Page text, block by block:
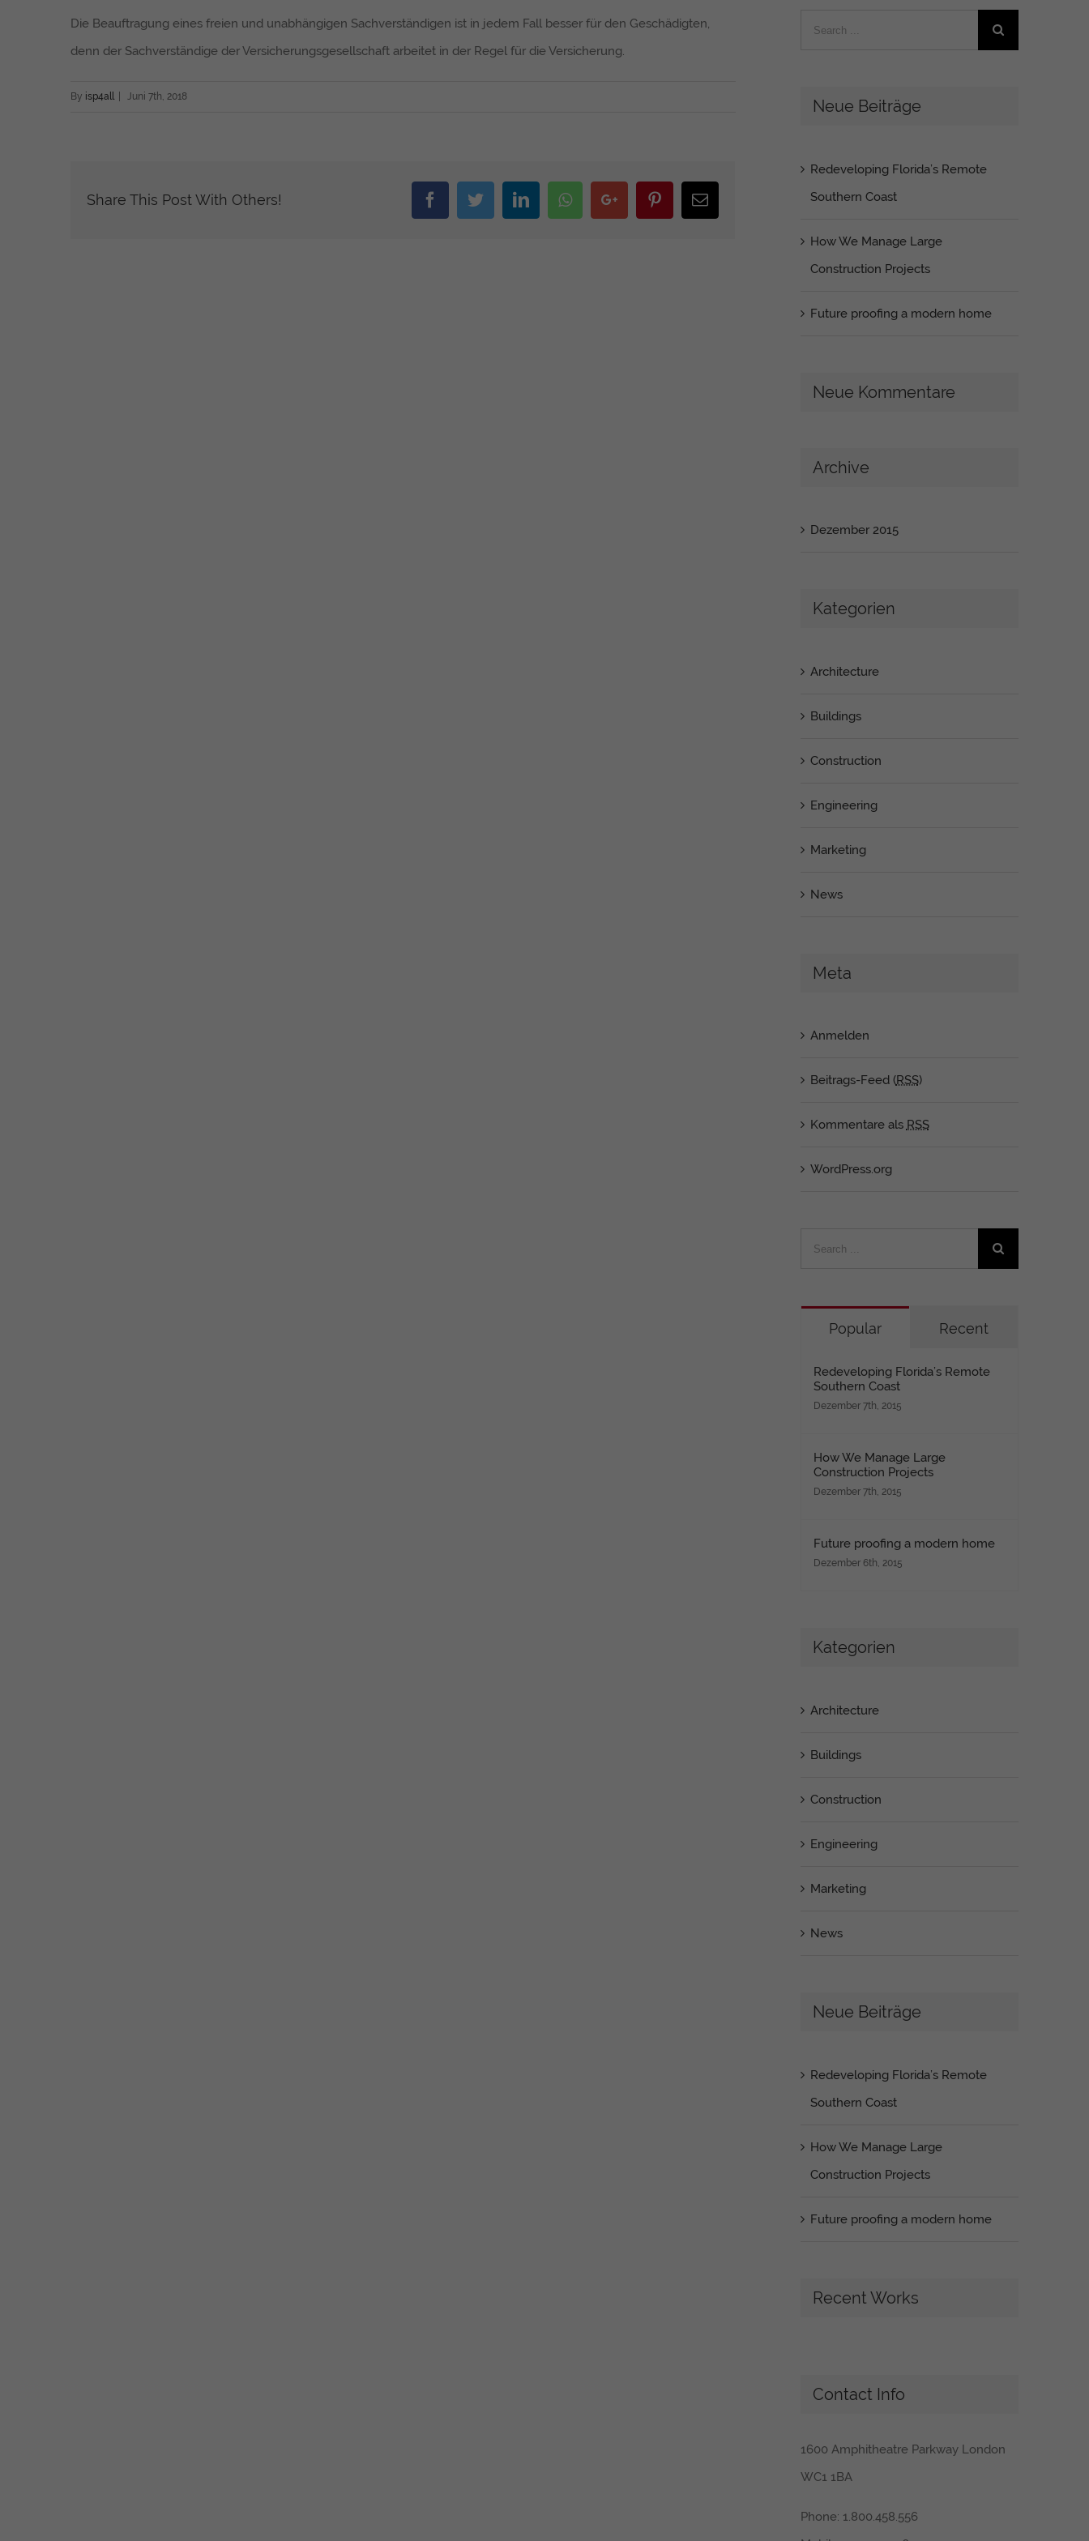
Die Beauftragung eines freien und unabhängigen Sachverständigen ist in jedem Fall besser für den Geschädigten,
denn der Sachverständige der Versicherungsgesellschaft arbeitet in der Regel für die Versicherung.
By isp4all Juni 7th, 2018
Share This Post With Others! FacebookTwitterLinkedinWhatsappGoogle+ PinterestEmail
Search
Neue Beiträge
Redeveloping Florida’s Remote
Southern Coast
How We Manage Large
Construction Projects
Future proofing a modern home
Neue Kommentare
Archive
Dezember 2015
Kategorien
Architecture
Buildings
Construction
Engineering
Marketing
News
Meta
Anmelden
Beitrags-Feed (RSS)
Kommentare als RSS
WordPress.org
Search
Popular Recent
Redeveloping Florida’s Remote
Southern Coast
Dezember 7th, 2015
How We Manage Large
Construction Projects
Dezember 7th, 2015
Future proofing a modern home
Dezember 6th, 2015
Kategorien
Architecture
Buildings
Construction
Engineering
Marketing
News
Neue Beiträge
Redeveloping Florida’s Remote
Southern Coast
How We Manage Large
Construction Projects
Future proofing a modern home
Recent Works
Contact Info
1600 Amphitheatre Parkway London
WC1 1BA
Phone: 1.800.458.556